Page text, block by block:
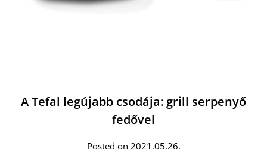
A Tefal legújabb csodája: grill serpenyő
fedővel
Posted on 2021.05.26.